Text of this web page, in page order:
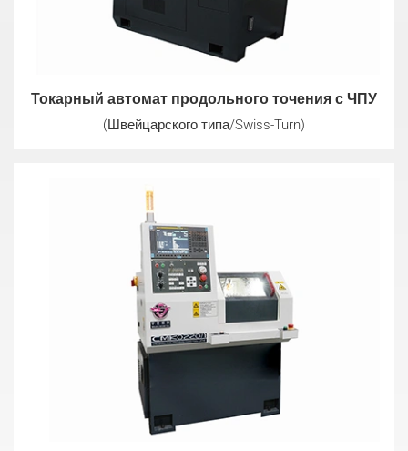
Токарный автомат продольного точения с ЧПУ
(Швейцарского типа/Swiss-Turn)